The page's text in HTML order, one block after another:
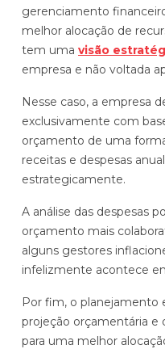
gerenciamento
melhor alocação de
tem uma visão
empresa e não voltada
Nesse caso, a empresa
exclusivamente com
orçamento de uma
receitas e despesas
estrategicamente.
A análise das despesas
orçamento mais
alguns gestores
infelizmente acontece
Por fim, o planejamento
projeção orçamentária e
para uma melhor